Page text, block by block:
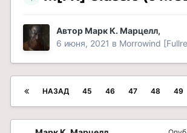
АвторМарк К. Марцелл,
6 июня, 2021 в Morrowind
НАЗАД 45 46 47 48 49